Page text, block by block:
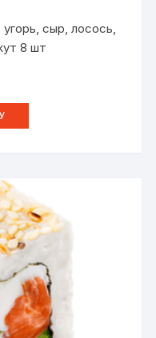
сыр, лосось,
8 шт